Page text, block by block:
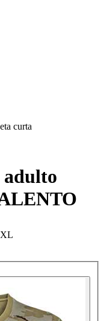
curta
adulto